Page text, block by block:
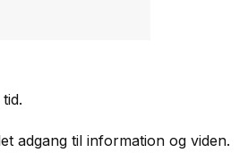
adgang til information og viden.